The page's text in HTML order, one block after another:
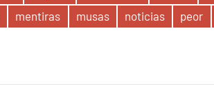
mentiras musas noticias peor